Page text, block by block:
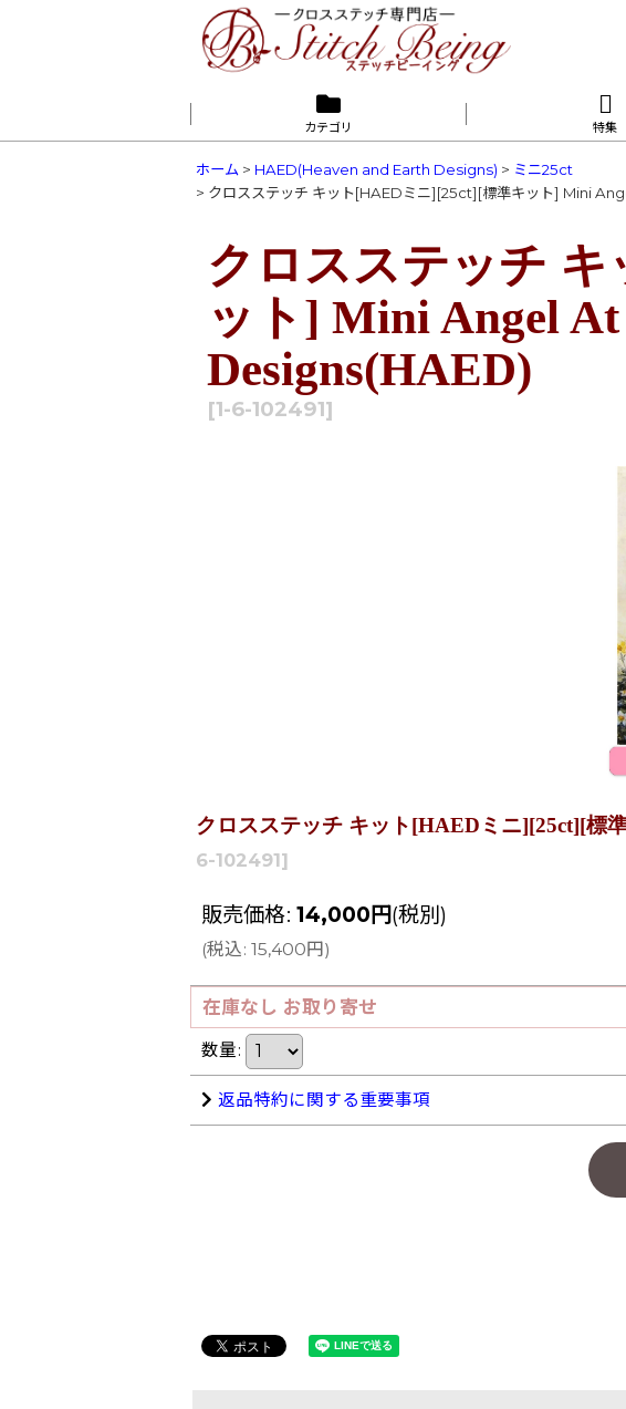
カテゴリ 特集
ホーム > HAED(Heaven and Earth Designs) > ミニ25ct
> クロスステッチ キット[HAEDミニ][25ct][標準キット] Mini
クロスステッチ
ット] Mini Angel
Designs(HAED)
[1-6-102491]
クロスステッチ キット[HAEDミニ][25ct][標
6-102491]
販売価格: 14,000円(税別)
(税込: 15,400円)
在庫なし お取り寄せ
数量:
返品特約に関する重要事項